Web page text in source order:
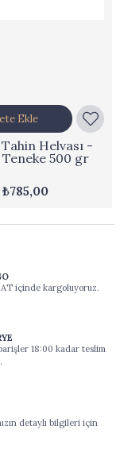
Tahin Helvası -
500 gr
₺785,00
Ekle
içinde kargoluyoruz.
18:00 kadar teslim
detaylı bilgileri için